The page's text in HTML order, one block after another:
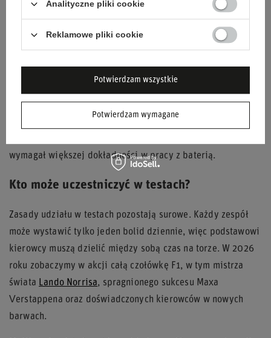
nachylenia skrzydeł, które muszą reagować błyskawicznie i
bezproblemowo. Awaria takiego układu przy prędkości 300
polegać wyłącznie na MGU-K, co zmieni balans hamowania i
zachowanie auta przy wejściu w zakręt. Testy pozwolą
wymagał większej dokładności w pracy z baterią.
Kto może uczestniczyć w testach?
Zasady udziału w testach pozostają surowe. Każdy zespół
może wystawić tylko jeden bolid dziennie, więc podstawowi
kierowcy muszą dzielić między sobą czas na torze. W 2026
roku zobaczymy w akcji całą czołówkę F1, w tym mistrza
świata Lando Norrisa, spragnionego sukcesu Maxa
Verstappena oraz doświadczonych kierowców w nowych
barwach.
Analityczne pliki cookie
Reklamowe pliki cookie
Potwierdzam wymagane
Potwierdzam wszystkie